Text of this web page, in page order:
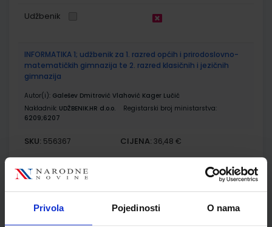
Privola Pojedinosti O nama
Udžbenik
INFORMATIKA 1; udžbenik za 1. razred općih i prirodoslovno-
matematičkih gimnazija te 2. razred klasičnih i jezičnih
gimnazija
Autor(i): Galešev Dmitrović Vlahović Kager Lučić
Nakladnik: UDŽBENIK.HR d.o.o.
Registarski broj ministarstva:
6209;6207
SKU: 556367 CIJENA: 36,48 €
Udžbenik